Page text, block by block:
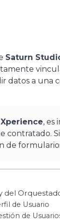
Saturn
datos a una
Xperience, es
contratado.
de
del
de Usuario
de